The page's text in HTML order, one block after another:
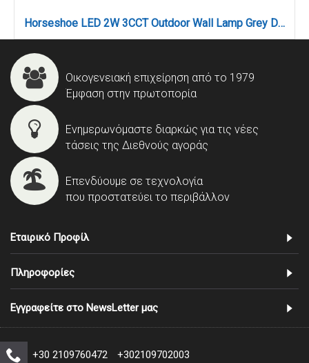
Horseshoe LED 2W 3CCT Outdoor Wall Lamp Grey D:12.8cmx3cm (80201930)
Οικογενειακή επιχείρηση από το 1979
Έμφαση στην πρωτοπορία
Ενημερωνόμαστε διαρκώς για τις νέες
τάσεις της Διεθνούς αγοράς
Επενδύουμε σε τεχνολογία
που προστατεύει το περιβάλλον
Εταιρικό Προφίλ
Πληροφορίες
Εγγραφείτε στο NewsLetter μας
+30 2109760472 +302109702003